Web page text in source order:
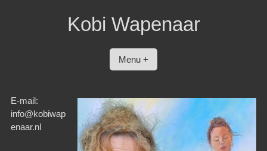
Kobi Wapenaar
Menu +
E-mail:
info@kobiwap
enaar.nl